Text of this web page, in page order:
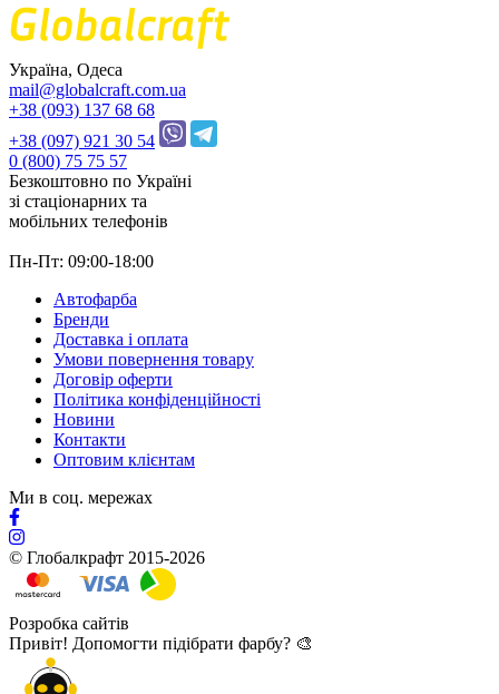
Україна, Одеса
mail@globalcraft.com.ua
+38 (093) 137 68 68
+38 (097) 921 30 54
0 (800) 75 75 57
Безкоштовно по Україні
зі стацiонарних та
мобільних телефонів
Пн-Пт: 09:00-18:00
Автофарба
Бренди
Доставка і оплата
Умови повернення товару
Договір оферти
Політика конфіденційності
Новини
Контакти
Оптовим клієнтам
Ми в соц. мережах
© Глобалкрафт 2015-2026
Розробка сайтів
Привіт! Допомогти підібрати фарбу? 🎨